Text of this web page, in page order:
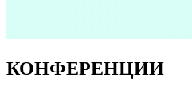
КОНФЕРЕНЦИИ